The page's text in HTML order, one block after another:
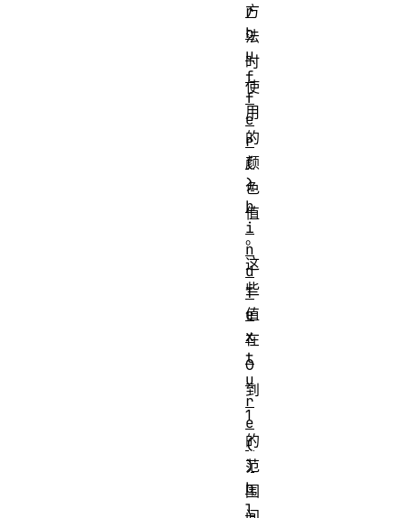
方
法
时
使
用
的
颜
色
值
。
这
些
值
在
0
到
1
的
范
围
r
b
u
f
f
e
r
(
)
b
i
n
d
T
e
x
t
u
r
e
(
)
b
l